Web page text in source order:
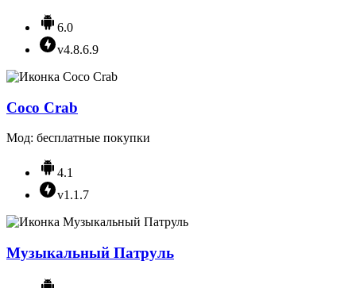
6.0
v4.8.6.9
Coco Crab
Мод: бесплатные покупки
4.1
v1.1.7
Музыкальный Патруль